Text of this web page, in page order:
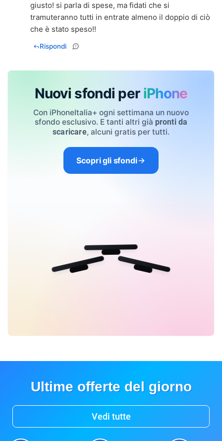
giusto! si parla di spese, ma fidati che si
tramuteranno tutti in entrate almeno il doppio di ciò
che è stato speso!!
Rispondi
Nuovi sfondi per iPhone
Con iPhoneItalia+ ogni settimana un nuovo
sfondo esclusivo. E tanti altri già pronti da
scaricare, alcuni gratis per tutti.
Scopri gli sfondi
Ultime offerte del giorno
Vedi tutte